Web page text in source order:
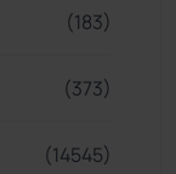
(183)
(373)
(14545)